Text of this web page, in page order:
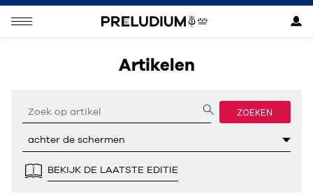
Artikelen
ZOEKEN
BEKIJK DE LAATSTE EDITIE